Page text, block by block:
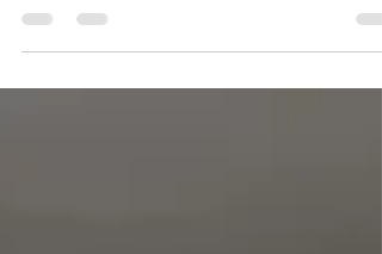
esencia humana, apunta Adriana Castro. A